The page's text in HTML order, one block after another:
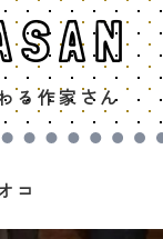
る作家さん
コ